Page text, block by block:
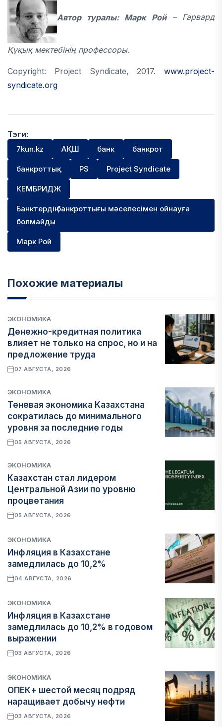
Автор туралы: Марк Рой– Гарвард
Құқық мектебінің профессоры.
Copyright: Project Syndicate, 2017. www.project-
syndicate.org
Тэги:
7kun.kz АҚШ банк банкрот
банкроттық PS Project Syndicate
КЕМБРИДЖ
Банктердің банкроттығы мәселесімен ойнауға
болмайды
Марк Рой
Похожие материалы
ЭКОНОМИКА
Денежно-кредитная политика
влияет не только на спрос, но и на
предложение труда
07 АВГУСТА, 2026
ЭКОНОМИКА
Теневая экономика Казахстана
сократилась до минимального
уровня за последние годы
05 АВГУСТА, 2026
ЭКОНОМИКА
Казахстан стал лидером
Центральной Азии по уровню
процветания
05 АВГУСТА, 2026
ЭКОНОМИКА
Инфляция в Казахстане
замедлилась до 10,2%
04 АВГУСТА, 2026
ЭКОНОМИКА
Инфляция в Казахстане
замедлилась до 10,2% в годовом
выражении
03 АВГУСТА, 2026
ЭКОНОМИКА
ОПЕК+ шестой месяц подряд
наращивает добычу нефти
03 АВГУСТА, 2026